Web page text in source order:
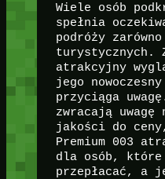
Wiele osób
spełnia
podróży
turystycznych.
atrakcyjny
jego
przyciąga
zwracają uwagę
jakości do
Premium 003
dla osób, które
przepłacać, a